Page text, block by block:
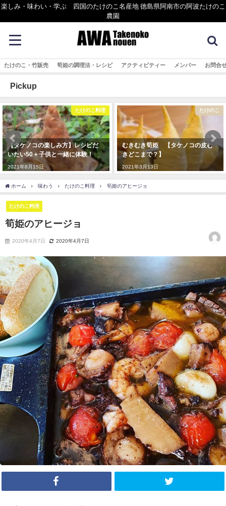
楽しみ・味わい・学ぶ 四国のたけのこ名産地 徳島県阿南市の阿波たけのこ
農園
たけのこ・竹販売 筍姫の調理法・レシピ アクティビティー メンバー お問合
Pickup
たけのこ料理
【タケノコの楽しみ方】レシピだ
いたい50＋子供と一緒に体験！
2021年8月15日
たけのこ
むきむき筍姫 【タケノコの皮む
きどこまで？】
2021年3月13日
ホーム 味わう たけのこ料理 筍姫のアヒージョ
たけのこ料理
筍姫のアヒージョ
2020年4月7日 2020年4月7日